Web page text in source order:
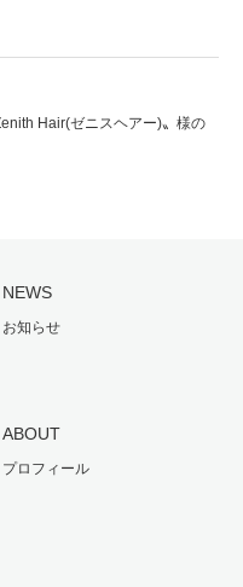
Hair(ゼニスヘアー)〟様の
NEWS
お知らせ
ABOUT
プロフィール